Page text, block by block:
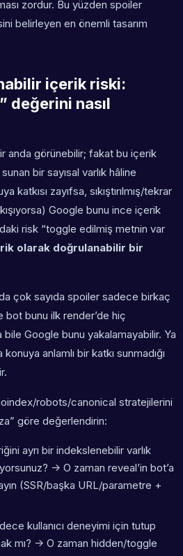
zordur. Bu yüzden spoiler
belirleyen en önemli tasarım
içerik riski:
değerini nasıl
anda görünebilir; fakat bu içerik
bir sayısal varlık hâline
katkısı zayıfsa, sıkıştırılmış/tekrar
Google bunu ince içerik
risk “toggle edilmiş metnin var
olarak doğrulanabilir bir
çok sayıda spoiler sadece birkaç
bunu ilk render’de hiç
bile Google bunu yakalamayabilir. Ya
anlamlı bir katkı sunmadığı
robots/canonical stratejilerini
göre değerlendirin:
ayrı bir indekslenebilir varlık
-> O zaman reveal’in bot’a
(SSR/başka URL/parametre +
kullanıcı deneyimi için tutup
mı? -> O zaman hidden/toggle